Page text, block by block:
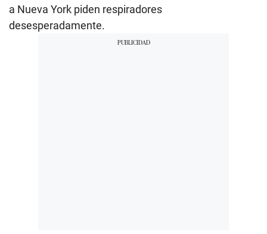
a Nueva York piden respiradores
desesperadamente.